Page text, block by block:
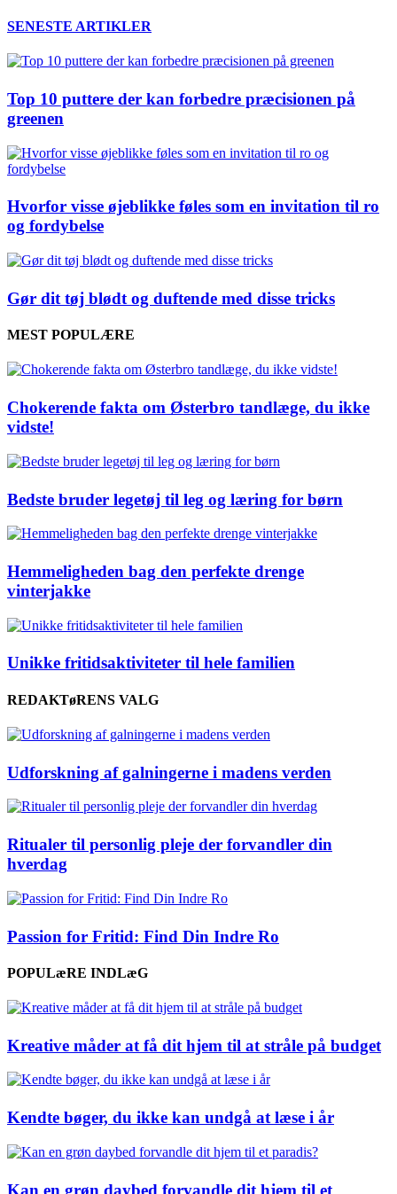
SENESTE ARTIKLER
Top 10 puttere der kan forbedre præcisionen på
greenen
Hvorfor visse øjeblikke føles som en invitation til ro
og fordybelse
Gør dit tøj blødt og duftende med disse tricks
MEST POPULÆRE
Chokerende fakta om Østerbro tandlæge, du ikke
vidste!
Bedste bruder legetøj til leg og læring for børn
Hemmeligheden bag den perfekte drenge
vinterjakke
Unikke fritidsaktiviteter til hele familien
REDAKTøRENS VALG
Udforskning af galningerne i madens verden
Ritualer til personlig pleje der forvandler din
hverdag
Passion for Fritid: Find Din Indre Ro
POPULæRE INDLæG
Kreative måder at få dit hjem til at stråle på budget
Kendte bøger, du ikke kan undgå at læse i år
Kan en grøn daybed forvandle dit hjem til et